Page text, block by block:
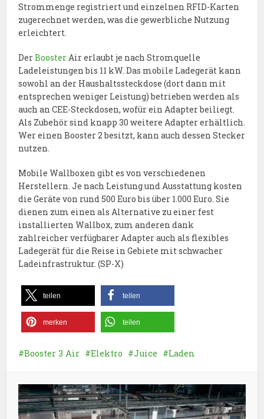
Strommenge registriert und einzelnen RFID-Karten
zugerechnet werden, was die gewerbliche Nutzung
erleichtert.
DerBooster Air erlaubt je nach Stromquelle
Ladeleistungen bis 11 kW. Das mobile Ladegerät kann
sowohl an der Haushaltssteckdose (dort dann mit
entsprechen weniger Leistung) betrieben werden als
auch an CEE-Steckdosen, wofür ein Adapter beiliegt.
Als Zubehör sind knapp 30 weitere Adapter erhältlich.
Wer einen Booster 2 besitzt, kann auch dessen Stecker
nutzen.
Mobile Wallboxen gibt es von verschiedenen
Herstellern. Je nach Leistung und Ausstattung kosten
die Geräte von rund 500 Euro bis über 1.000 Euro. Sie
dienen zum einen als Alternative zu einer fest
installierten Wallbox, zum anderen dank
zahlreicher verfügbarer Adapter auch als flexibles
Ladegerät für die Reise in Gebiete mit schwacher
Ladeinfrastruktur. (SP-X)
teilen teilen
merken teilen
Booster 3 Air Elektro Juice Laden